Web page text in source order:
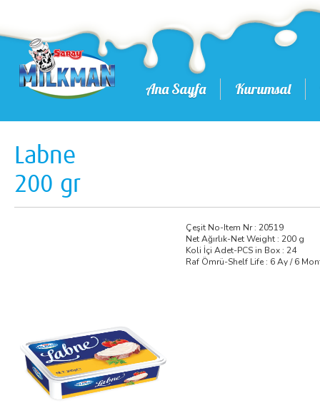
Ana Sayfa Kurumsal
Labne
200 gr
Çeşit No-Item Nr : 20519
Net Ağırlık-Net Weight : 200 g
Koli İçi Adet-PCS in Box : 24
Raf Ömrü-Shelf Life : 6 Ay / 6